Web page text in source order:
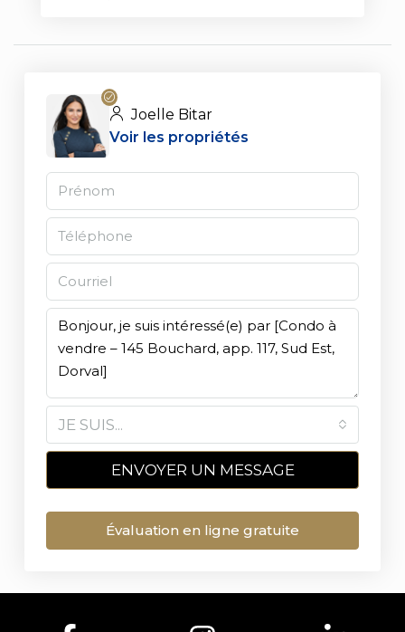
Joelle Bitar
Voir les propriétés
JE SUIS...
ENVOYER UN MESSAGE
Évaluation en ligne gratuite